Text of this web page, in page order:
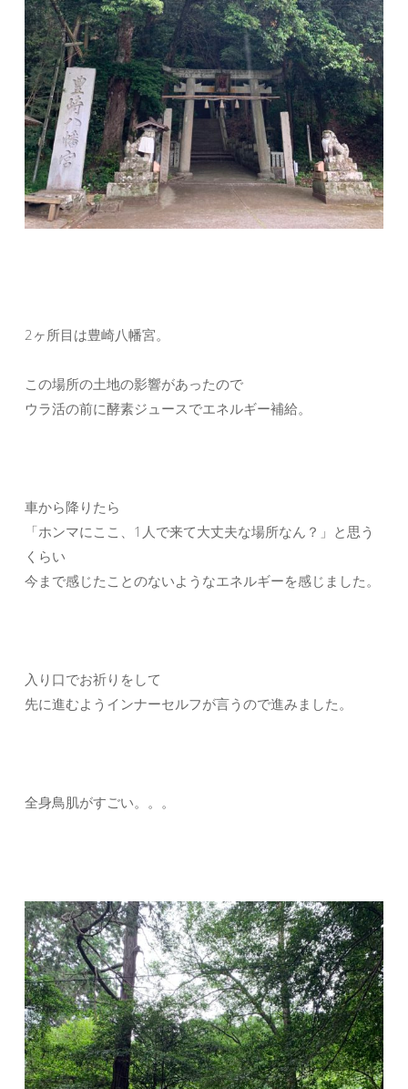
2ヶ所目は豊崎八幡宮。
この場所の土地の影響があったので
ウラ活の前に酵素ジュースでエネルギー補給。
車から降りたら
「ホンマにここ、1人で来て大丈夫な場所なん？」と思う
くらい
今まで感じたことのないようなエネルギーを感じました。
入り口でお祈りをして
先に進むようインナーセルフが言うので進みました。
全身鳥肌がすごい。。。